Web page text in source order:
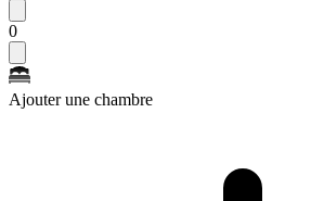
0
Ajouter une chambre